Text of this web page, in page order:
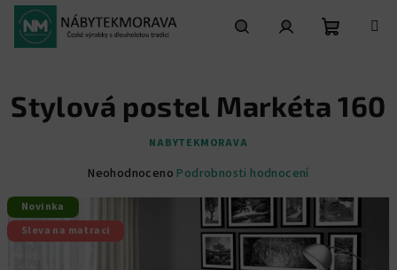
Přejít
obsah
košík
Stylová postel Markéta 160
NABYTEKMORAVA
Průměrné
je
0,0
Neohodnoceno Podrobnosti hodnocení
Novinka
Sleva na matraci